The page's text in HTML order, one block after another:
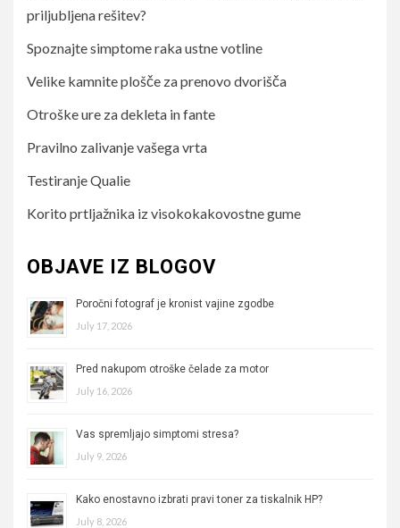
priljubljena rešitev?
Spoznajte simptome raka ustne votline
Velike kamnite plošče za prenovo dvorišča
Otroške ure za dekleta in fante
Pravilno zalivanje vašega vrta
Testiranje Qualie
Korito prtljažnika iz visokokakovostne gume
OBJAVE IZ BLOGOV
Poročni fotograf je kronist vajine zgodbe
July 17, 2026
Pred nakupom otroške čelade za motor
July 16, 2026
Vas spremljajo simptomi stresa?
July 9, 2026
Kako enostavno izbrati pravi toner za tiskalnik HP?
July 8, 2026